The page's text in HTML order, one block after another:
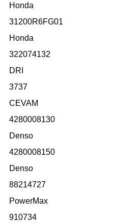
Honda
31200R6FG01
Honda
322074132
DRI
3737
CEVAM
4280008130
Denso
4280008150
Denso
88214727
PowerMax
910734